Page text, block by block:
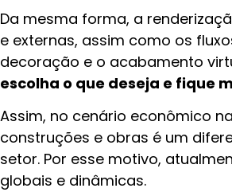
Da mesma forma, a
e externas, assim como os
decoração e o acabamento
escolha o que deseja e fique
Assim, no cenário econômico
construções e obras é um
setor. Por esse motivo,
globais e dinâmicas.